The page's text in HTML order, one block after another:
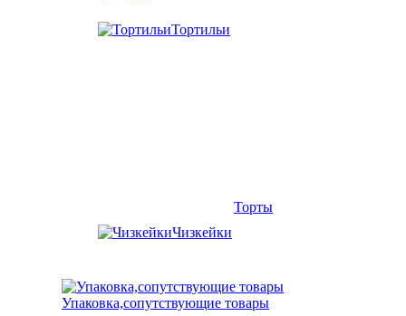
Тортильи
Торты
Чизкейки
Упаковка,сопутствующие товары